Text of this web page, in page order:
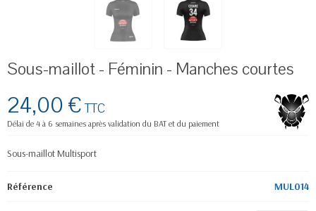
Sous-maillot - Féminin - Manches courtes
24,00 € TTC
Délai de 4 à 6 semaines après validation du BAT et du paiement
Sous-maillot Multisport
Référence MUL014